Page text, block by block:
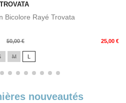
TROVATA
Bicolore Rayé Trovata
50,00 € 25,00 €
M L
nouveautés